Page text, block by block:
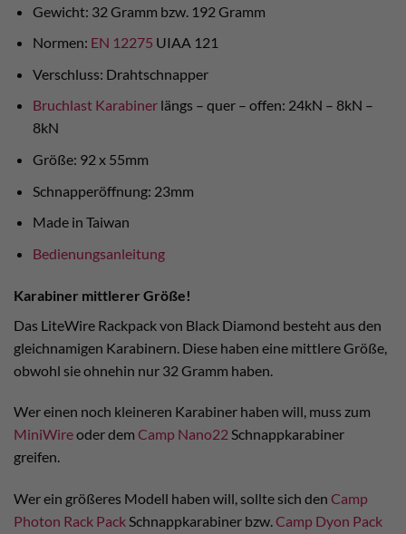
Gewicht: 32 Gramm bzw. 192 Gramm
Normen: EN 12275 UIAA 121
Verschluss: Drahtschnapper
Bruchlast Karabinerlängs – quer – offen: 24kN – 8kN –
8kN
Größe: 92 x 55mm
Schnapperöffnung: 23mm
Made in Taiwan
Bedienungsanleitung
Karabiner mittlerer Größe!
Das LiteWire Rackpack von Black Diamond besteht aus den
gleichnamigen Karabinern. Diese haben eine mittlere Größe,
obwohl sie ohnehin nur 32 Gramm haben.
Wer einen noch kleineren Karabiner haben will, muss zum
MiniWireoder dem Camp Nano22 Schnappkarabiner
greifen.
Wer ein größeres Modell haben will, sollte sich den Camp
Photon Rack PackSchnappkarabiner bzw.Camp Dyon Pack